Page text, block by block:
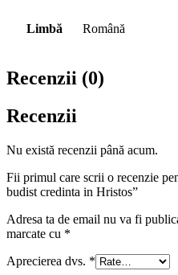
Limbă Română
Recenzii (0)
Recenzii
Nu există recenzii până acum.
Fii primul care scrii o recenzie
budist credinta in Hristos”
Adresa ta de email nu va fi
marcate cu *
Aprecierea dvs. *